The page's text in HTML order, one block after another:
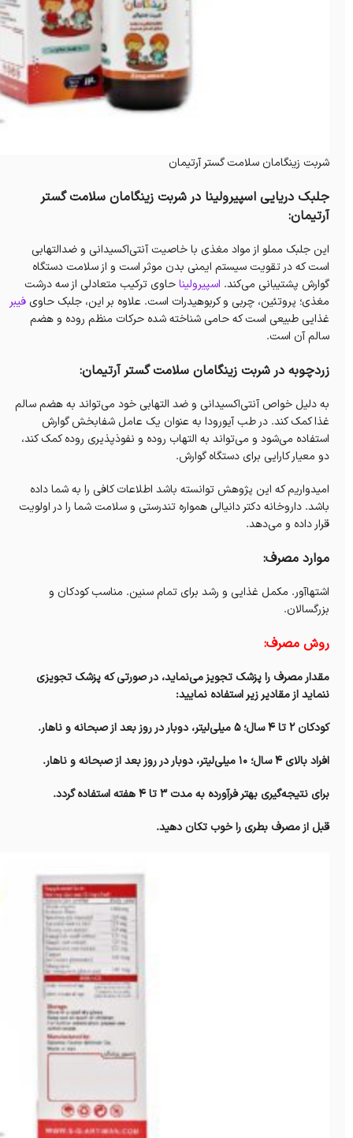
شربت زینگامان سلامت گستر آرتیمان
جلبک دریایی اسپیرولینا در شربت زینگامان سلامت گستر
آرتیمان:
این جلبک مملو از مواد مغذی با خاصیت آنتی‌اکسیدانی و ضدالتهابی
است که در تقویت سیستم ایمنی بدن موثر است و از سلامت دستگاه
گوارش پشتیبانی می‌کند. اسپیرولیناحاوی ترکیب متعادلی از سه درشت
مغذی؛ پروتئین، چربی و کربوهیدرات است. علاوه بر این، جلبک حاویفیبر
غذایی طبیعی است که حامی شناخته شده حرکات منظم روده و هضم
سالم آن است.
زردچوبه در شربت زینگامان سلامت گستر آرتیمان:
به دلیل خواص آنتی‌اکسیدانی و ضد التهابی خود می‌تواند به هضم سالم
غذا کمک کند. در طب آیورودا به عنوان یک عامل شفابخش گوارش
استفاده می‌شود و می‌تواند به التهاب روده و نفوذپذیری روده کمک کند،
دو معیار کارایی برای دستگاه گوارش.
امیدواریم که این پژوهش توانسته باشد اطلاعات کافی را به شما داده
باشد. داروخانه دکتر دانیالی همواره تندرستی و سلامت شما را در اولویت
قرار داده و می‌دهد.
موارد مصرف:
اشتهاآور. مکمل غذایی و رشد برای تمام سنین. مناسب کودکان و
بزرگسالان.
روش مصرف:
مقدار مصرف را پزشک تجویز می‌نماید، در صورتی که پزشک تجویزی
ننماید از مقادیر زیر استفاده نمایید:
کودکان ۲ تا ۴ سال؛ ۵ میلی‌لیتر، دوبار در روز بعد از صبحانه و ناهار.
افراد بالای ۴ سال؛ ۱۰ میلی‌لیتر، دوبار در روز بعد از صبحانه و ناهار.
برای نتیجه‌گیری بهتر فرآورده به مدت ۳ تا ۴ هفته استفاده گردد.
قبل از مصرف بطری را خوب تکان دهید.